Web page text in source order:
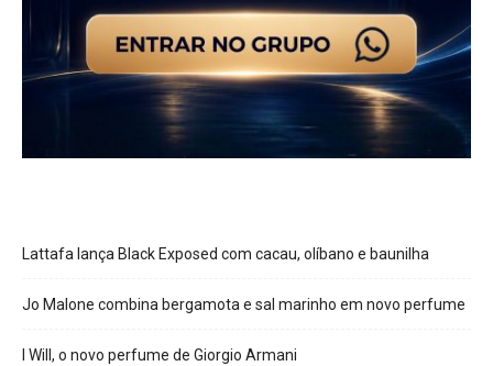
Lattafa lança Black Exposed com cacau, olíbano e baunilha
Jo Malone combina bergamota e sal marinho em novo perfume
I Will, o novo perfume de Giorgio Armani